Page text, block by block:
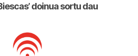
doinua sortu dau